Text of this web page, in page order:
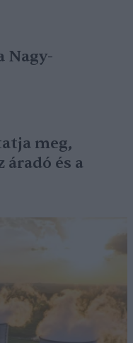
Nagy-
meg,
áradó és a